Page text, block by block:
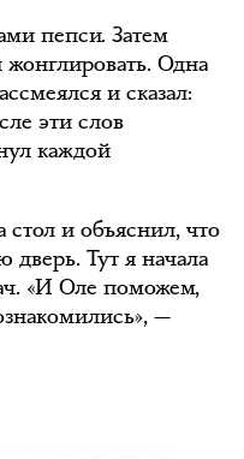
пепси. Затем
Одна
и сказал:
эти слов
каждой
и объяснил, что
дверь. Тут я начала
«И Оле поможем,
—